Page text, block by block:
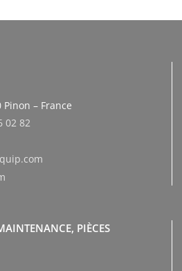
– France
02 82
PIÈCES